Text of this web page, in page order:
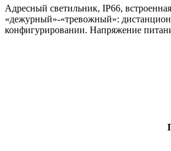
Адресный светильник, IP66,
«дежурный»-«тревожный»:
конфигурировании. Напряжение